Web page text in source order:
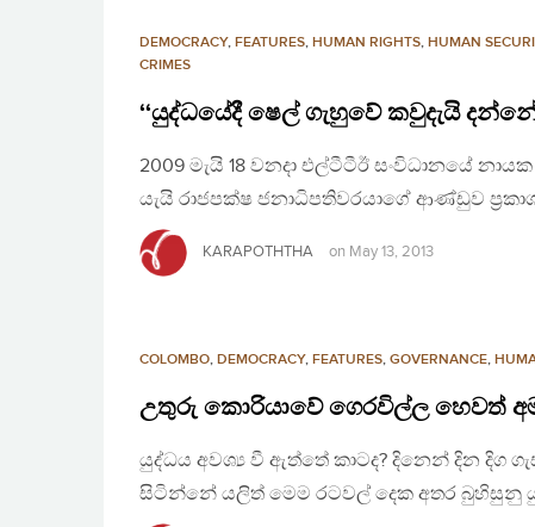
DEMOCRACY, FEATURES, HUMAN RIGHTS, HUMAN
CRIMES
‘‘යුද්ධයේදී ෂෙල් ගැහුවේ කවුදැයි
2009 මැයි 18 වනදා එල්ටීටීඊ සංවිධානයේ
යැයි රාජපක්ෂ ජනාධිපතිවරයාගේ ආණ්ඩුව
KARAPOTHTHA on May 13, 2013
COLOMBO, DEMOCRACY, FEATURES, GOVERNANCE,
උතුරු කොරියාවේ ගෙරවිල්ල හෙවත්
යුද්ධය අවශ්‍ය වී ඇත්තේ කාටද? දිනෙන් දින
සිටින්නේ යලිත් මෙම රටවල් දෙක අතර බුහිසුනු